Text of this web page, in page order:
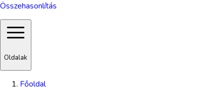
Összehasonlítás
Oldalak
Főoldal